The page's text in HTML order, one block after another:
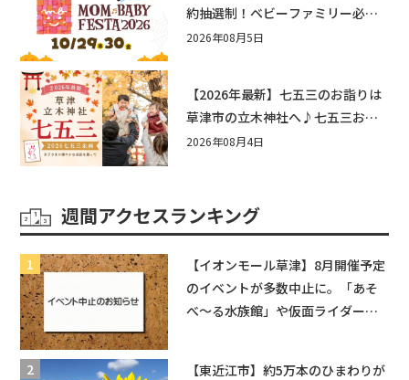
約抽選制！ベビーファミリー必見
☆入場無料☆10/29(木)30(金)ママ
2026年08月5日
【2026年最新】七五三のお詣りは
草津市の立木神社へ♪七五三お祝
い企画をご紹介！
2026年08月4日
週間アクセスランキング
【イオンモール草津】8月開催予定
のイベントが多数中止に。「あそ
べ〜る水族館」や仮面ライダーシ
【東近江市】約5万本のひまわりが